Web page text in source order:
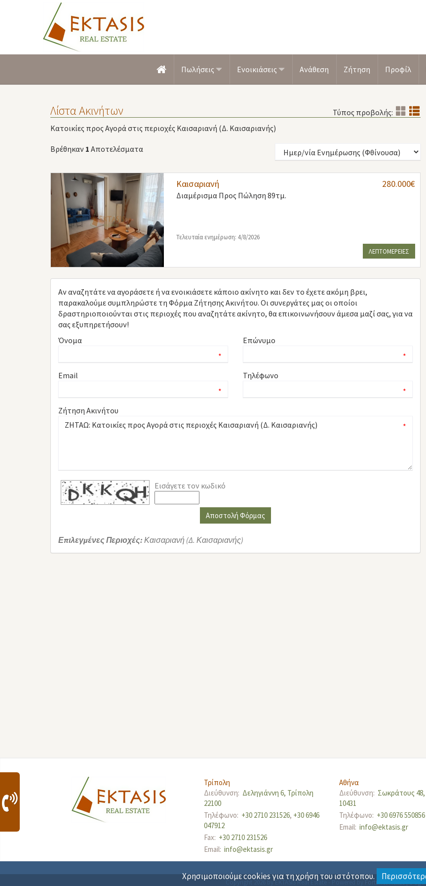
Χρησιμοποιούμε cookies για τη χρήση του ιστότοπου.
Πωλήσεις Ενοικιάσεις Ανάθεση Ζήτηση Προφίλ
Λίστα Ακινήτων
Τύπος προβολής:
Κατοικίες προς Αγορά στις περιοχές Καισαριανή (Δ. Καισαριανής)
Βρέθηκαν 1 Αποτελέσματα
Καισαριανή 280.000€
Διαμέρισμα Προς Πώληση 89τμ.
Τελευταία ενημέρωση: 4/8/2026
ΛΕΠΤΟΜΕΡΕΙΕΣ
Αν αναζητάτε να αγοράσετε ή να ενοικιάσετε κάποιο ακίνητο και δεν το έχετε ακόμη βρει,
παρακαλούμε συμπληρώστε τη Φόρμα Ζήτησης Ακινήτου. Οι συνεργάτες μας οι οποίοι
δραστηριοποιούνται στις περιοχές που αναζητάτε ακίνητο, θα επικοινωνήσουν άμεσα μαζί σας, για να
σας εξυπηρετήσουν!
Όνομα
*
Email
*
Επώνυμο
*
Τηλέφωνο
*
Ζήτηση Ακινήτου
*
Εισάγετε τον κωδικό
Αποστολή Φόρμας
Επιλεγμένες Περιοχές: Καισαριανή (Δ. Καισαριανής)
Τρίπολη
Διεύθυνση: Δεληγιάννη 6, Τρίπολη
22100
Τηλέφωνο: +30 2710 231526, +30 6946
047912
Fax: +30 2710 231526
Email: info@ektasis.gr
Αθήνα
Διεύθυνση: Σωκράτους
10431
Τηλέφωνο: +30 6976 550856
Email: info@ektasis.gr
Copyright 2026 by EKTASIS Real Estate Fortunet Hellas|e-